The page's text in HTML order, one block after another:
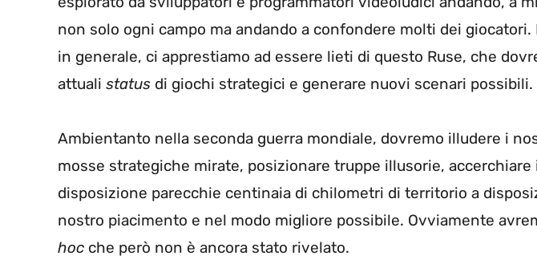
non solo ogni campo ma andando a confondere molti dei
in generale, ci apprestiamo ad essere lieti di questo Ruse, che
attuali status di giochi strategici e generare nuovi scenari possibili.
Ambientanto nella seconda guerra mondiale, dovremo illudere i
mosse strategiche mirate, posizionare truppe illusorie, accerchiare
disposizione parecchie centinaia di chilometri di territorio a
nostro piacimento e nel modo migliore possibile. Ovviamente
hoc che però non è ancora stato rivelato.